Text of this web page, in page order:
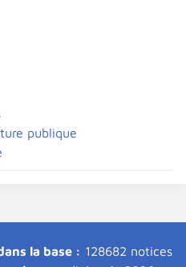
publique
la base : 128682 notices